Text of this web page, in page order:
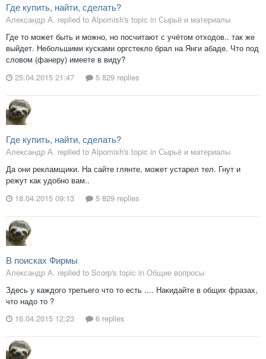
Где купить, найти, сделать?
Александр А. replied to Alpomish's topic in Сырьё и материалы
Где то может быть и можно, но посчитают с учётом отходов.. так же
выйдет. Небольшими кусками оргстекло брал на Янги абаде. Что под
словом (фанеру) имеете в виду?
25.04.2015 21:47
5 829 replies
Где купить, найти, сделать?
Александр А. replied to Alpomish's topic in Сырьё и материалы
Да они рекламщики. На сайте глянте, может устарел тел. Гнут и
режут как удобно вам..
18.04.2015 09:13
5 829 replies
В поисках Фирмы
Александр А. replied to Scorp's topic in Общие вопросы
Здесь у каждого третьего что то есть .... Накидайте в общих фразах,
что надо то ?
16.04.2015 12:23
6 replies